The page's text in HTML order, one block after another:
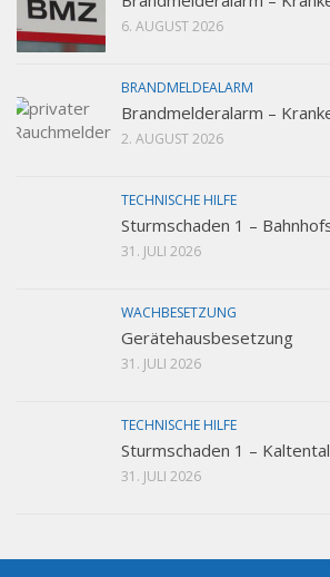
6. AUGUST 2026
BRANDMELDEALARM
Brandmelderalarm –
2. AUGUST 2026
TECHNISCHE HILFE
Sturmschaden 1 –
31. JULI 2026
WACHBESETZUNG
Gerätehausbesetzung
31. JULI 2026
TECHNISCHE HILFE
Sturmschaden 1 –
31. JULI 2026